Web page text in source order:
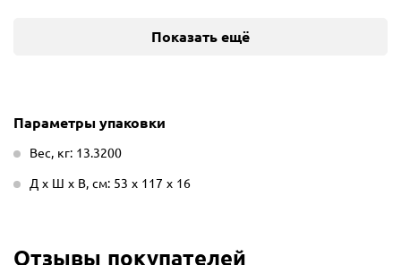
Показать ещё
Параметры упаковки
Вес, кг: 13.3200
Д х Ш х В, см: 53 х 117 х 16
Отзывы покупателей